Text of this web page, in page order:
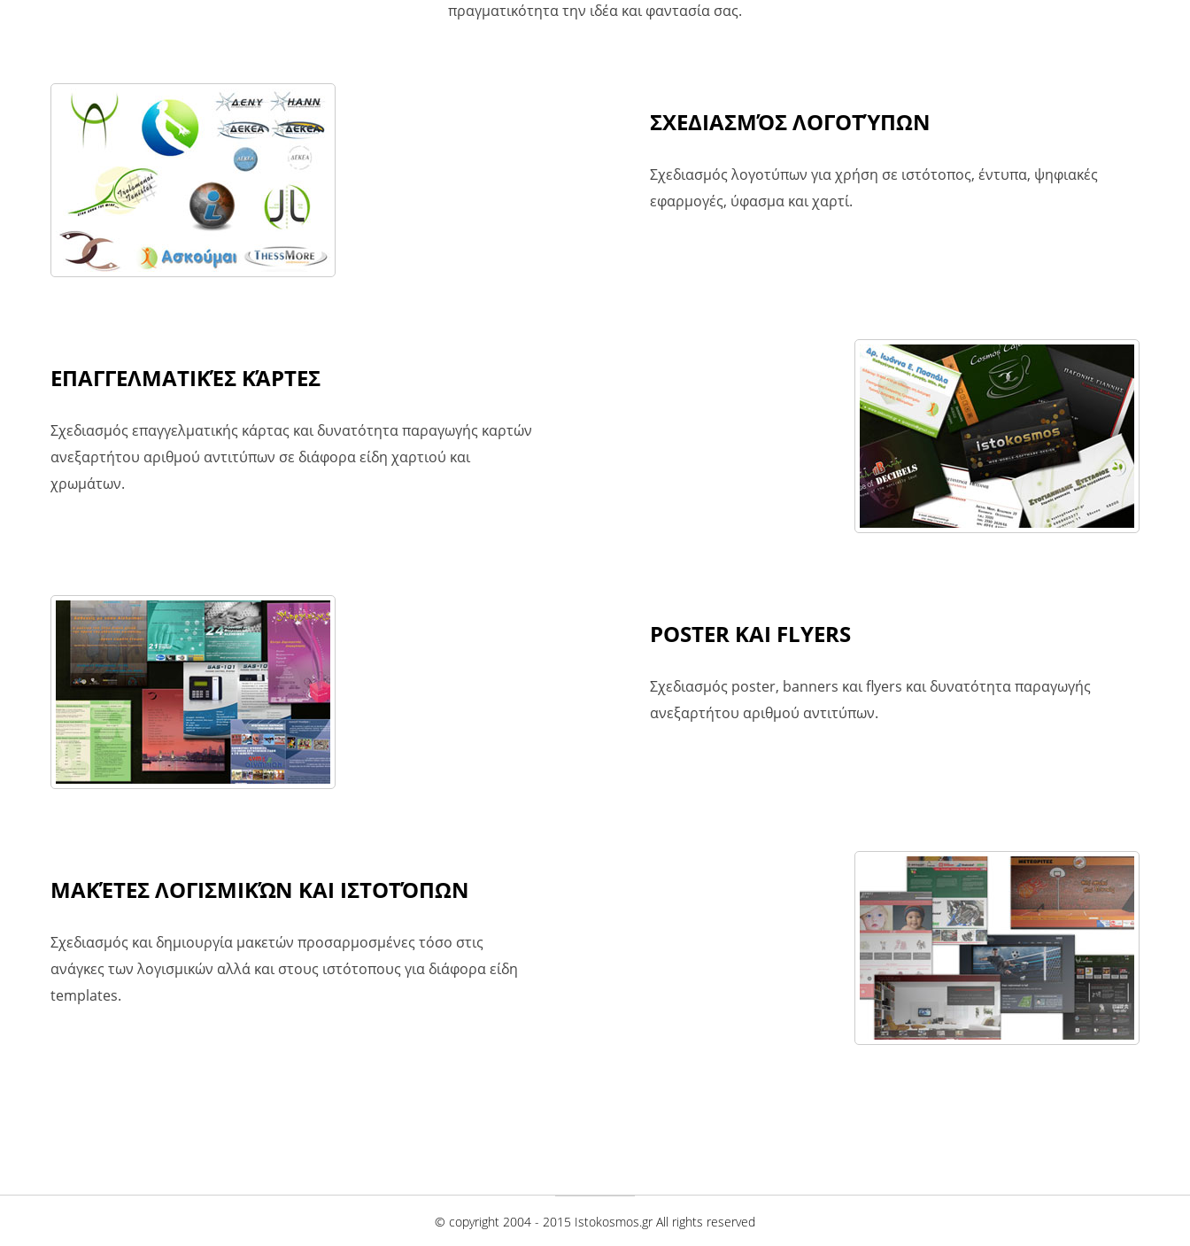
πραγματικότητα την ιδέα και φαντασία σας.
ΣΧΕΔΙΑΣΜΌΣ ΛΟΓΟΤΎΠΩΝ
Σχεδιασμός λογοτύπων για χρήση σε ιστότοπος, έντυπα, ψηφιακές
εφαρμογές, ύφασμα και χαρτί.
ΕΠΑΓΓΕΛΜΑΤΙΚΈΣ ΚΆΡΤΕΣ
Σχεδιασμός επαγγελματικής κάρτας και δυνατότητα παραγωγής καρτών
ανεξαρτήτου αριθμού αντιτύπων σε διάφορα είδη χαρτιού και
χρωμάτων.
POSTER ΚΑΙ FLYERS
Σχεδιασμός poster, banners και flyers και δυνατότητα παραγωγής
ανεξαρτήτου αριθμού αντιτύπων.
ΜΑΚΈΤΕΣ ΛΟΓΙΣΜΙΚΏΝ ΚΑΙ ΙΣΤΟΤΌΠΩΝ
Σχεδιασμός και δημιουργία μακετών προσαρμοσμένες τόσο στις
ανάγκες των λογισμικών αλλά και στους ιστότοπους για διάφορα είδη
templates.
© copyright 2004 - 2015 Istokosmos.gr All rights reserved